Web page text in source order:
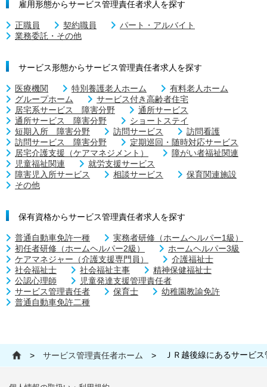
雇用形態からサービス管理責任者求人を探す
正職員 契約職員
パート・アルバイト
業務委託・その他
サービス形態からサービス管理責任者求人を探す
医療機関 特別養護老人ホーム
有料老人ホーム
グループホーム
サービス付き高齢者住宅
居宅系サービス 障害分野
通所サービス
通所サービス 障害分野
ショートステイ
短期入所 障害分野
訪問サービス
訪問看護
訪問サービス 障害分野
定期巡回・随時対応サービス
居宅介護支援（ケアマネジメント）
障がい者福祉関連
児童福祉関連
就労支援サービス
障害児入所サービス
相談サービス
保育関連施設
その他
保有資格からサービス管理責任者求人を探す
普通自動車免許一種
実務者研修（ホームヘルパー1級）
初任者研修（ホームヘルパー2級）
ホームヘルパー3級
ケアマネジャー（介護支援専門員）
介護福祉士
社会福祉士
社会福祉主事
精神保健福祉士
公認心理師
児童発達支援管理責任者
サービス管理責任者
保育士
幼稚園教諭免許
普通自動車免許二種
> サービス管理責任者ホーム > ＪＲ越後線にあるサービ